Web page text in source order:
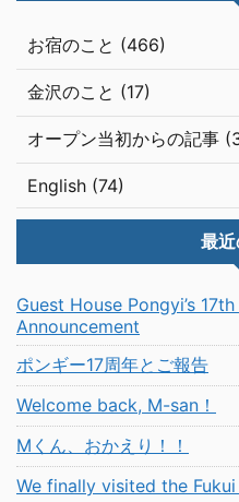
お宿のこと (466)
金沢のこと (17)
オープン当初からの記事
English (74)
最
Guest House Pongyi’s
Announcement
ポンギー17周年とご報告
Welcome back, M-san！
Mくん、おかえり！！
We finally visited the